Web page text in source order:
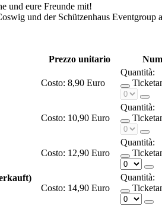
und eure Freunde mit!
und der Schützenhaus Eventgroup
Prezzo unitario
Costo: 8,90 Euro
Quantità:
Costo: 10,90 Euro
Quantità:
Costo: 12,90 Euro
Quantità:
Costo: 14,90 Euro
Quantità: